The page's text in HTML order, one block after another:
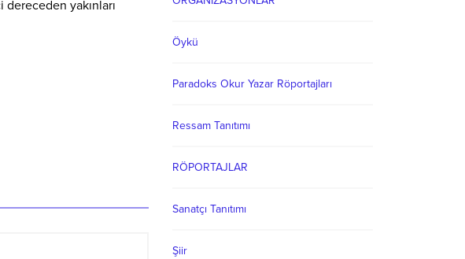
yakınları
Öykü
Paradoks Okur Yazar Röportajları
Ressam Tanıtımı
RÖPORTAJLAR
Sanatçı Tanıtımı
Şiir